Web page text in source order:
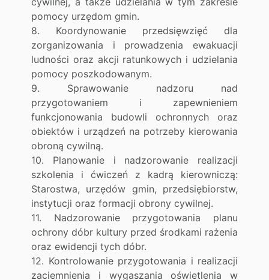
pomocy urzędom gmin.
8. Koordynowanie przedsięwzięć dla
zorganizowania i prowadzenia ewakuacji
ludności oraz akcji ratunkowych i udzielania
pomocy poszkodowanym.
9. Sprawowanie nadzoru nad
przygotowaniem i zapewnieniem
funkcjonowania budowli ochronnych oraz
obiektów i urządzeń na potrzeby kierowania
obroną cywilną.
10. Planowanie i nadzorowanie realizacji
szkolenia i ćwiczeń z kadrą kierowniczą:
Starostwa, urzędów gmin, przedsiębiorstw,
instytucji oraz formacji obrony cywilnej.
11. Nadzorowanie przygotowania planu
ochrony dóbr kultury przed środkami rażenia
oraz ewidencji tych dóbr.
12. Kontrolowanie przygotowania i realizacji
zaciemnienia i wygaszania oświetlenia w